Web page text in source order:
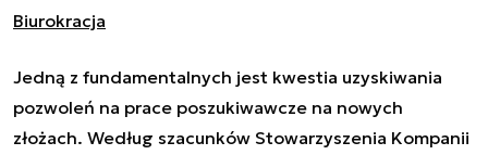
Biurokracja
Jedną z fundamentalnych jest kwestia uzyskiwania
pozwoleń na prace poszukiwawcze na nowych
złożach. Według szacunków Stowarzyszenia Kompanii